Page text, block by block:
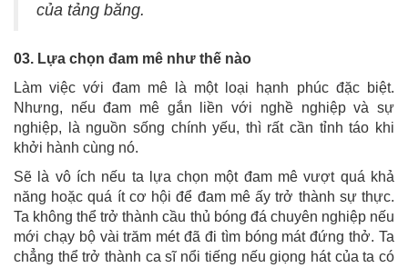
của tảng băng.
03. Lựa chọn đam mê như thế nào
Làm việc với đam mê là một loại hạnh phúc đặc biệt.
Nhưng, nếu đam mê gắn liền với nghề nghiệp và sự
nghiệp, là nguồn sống chính yếu, thì rất cần tỉnh táo khi
khởi hành cùng nó.
Sẽ là vô ích nếu ta lựa chọn một đam mê vượt quá khả
năng hoặc quá ít cơ hội để đam mê ấy trở thành sự thực.
Ta không thể trở thành cầu thủ bóng đá chuyên nghiệp nếu
mới chạy bộ vài trăm mét đã đi tìm bóng mát đứng thở. Ta
chẳng thể trở thành ca sĩ nổi tiếng nếu giọng hát của ta có